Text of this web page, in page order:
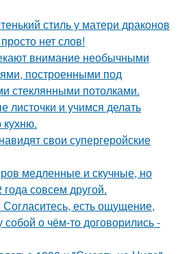
стиль у матери драконов
нет слов!
внимание необычными
построенными под
стеклянными потолками.
и учимся делать
кухню.
свои супергеройские
медленные и скучные, но
совсем другой.
есть ощущение,
о чём-то договорились -